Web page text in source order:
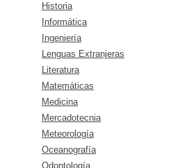
Historia
Informática
Ingeniería
Lenguas Extranjeras
Literatura
Matemáticas
Medicina
Mercadotecnia
Meteorología
Oceanografía
Odontología